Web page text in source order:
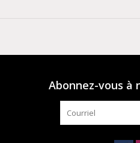
semelle intérieure 100%
toutes les femmes grâce à sa
Couleur : Noir
Abonnez-vous